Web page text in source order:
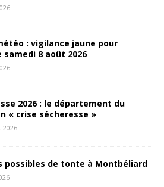
: vigilance jaune pour
samedi 8 août 2026
2026 : le département du
« crise sécheresse »
2026
possibles de tonte à Montbéliard